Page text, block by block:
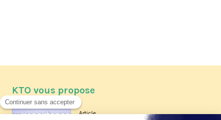
KTO vous propose
Article